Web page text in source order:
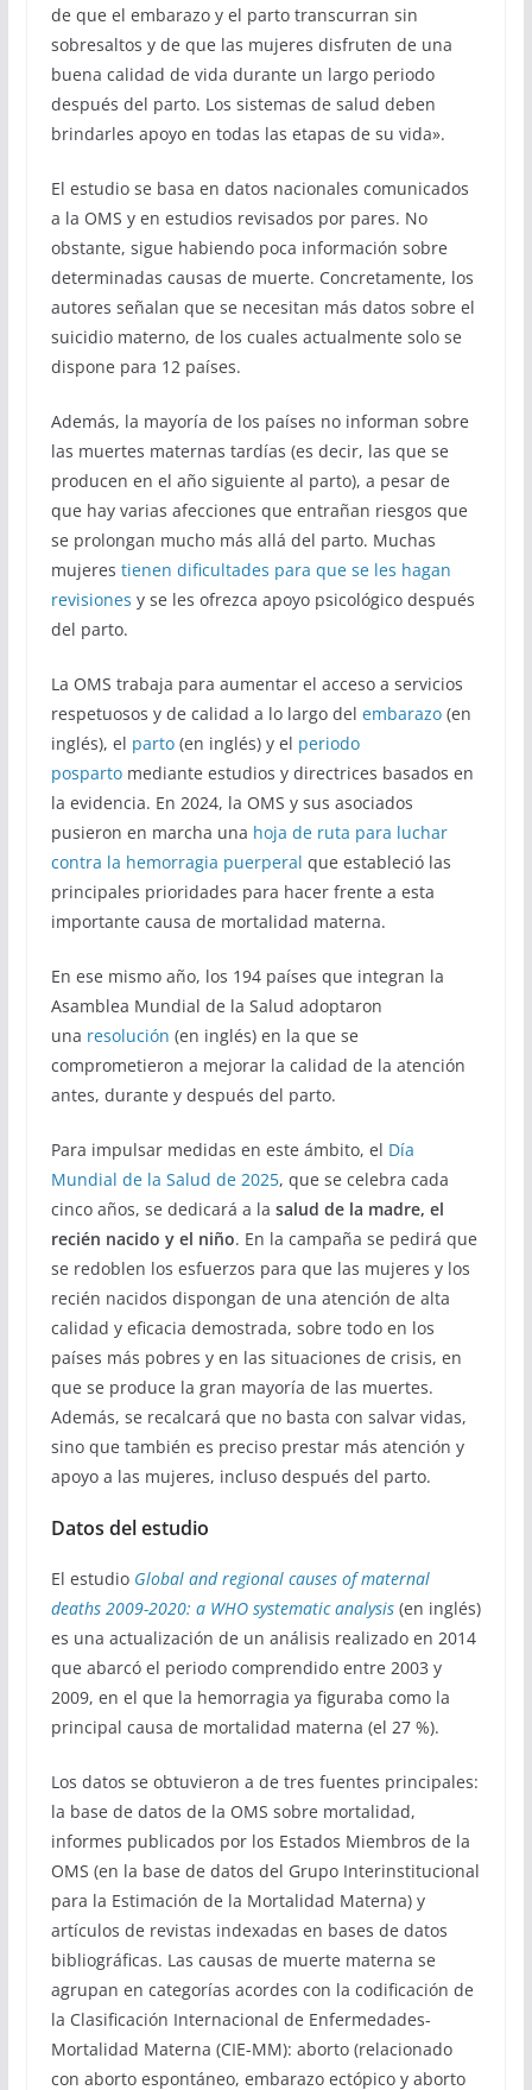
de que el embarazo y el parto transcurran sin
sobresaltos y de que las mujeres disfruten de una
buena calidad de vida durante un largo periodo
después del parto. Los sistemas de salud deben
brindarles apoyo en todas las etapas de su vida».
El estudio se basa en datos nacionales comunicados
a la OMS y en estudios revisados por pares. No
obstante, sigue habiendo poca información sobre
determinadas causas de muerte. Concretamente, los
autores señalan que se necesitan más datos sobre el
suicidio materno, de los cuales actualmente solo se
dispone para 12 países.
Además, la mayoría de los países no informan sobre
las muertes maternas tardías (es decir, las que se
producen en el año siguiente al parto), a pesar de
que hay varias afecciones que entrañan riesgos que
se prolongan mucho más allá del parto. Muchas
mujeres tienen dificultades para que se les hagan
revisiones y se les ofrezca apoyo psicológico después
del parto.
La OMS trabaja para aumentar el acceso a servicios
respetuosos y de calidad a lo largo del embarazo(en
inglés), el parto(en inglés) y el periodo
pospartomediante estudios y directrices basados en
la evidencia. En 2024, la OMS y sus asociados
pusieron en marcha una hoja de ruta para luchar
contra la hemorragia puerperal que estableció las
principales prioridades para hacer frente a esta
importante causa de mortalidad materna.
En ese mismo año, los 194 países que integran la
Asamblea Mundial de la Salud adoptaron
una resolución (en inglés) en la que se
comprometieron a mejorar la calidad de la atención
antes, durante y después del parto.
Para impulsar medidas en este ámbito, el Día
Mundial de la Salud de 2025, que se celebra cada
cinco años, se dedicará a la salud de la madre, el
recién nacido y el niño. En la campaña se pedirá que
se redoblen los esfuerzos para que las mujeres y los
recién nacidos dispongan de una atención de alta
calidad y eficacia demostrada, sobre todo en los
países más pobres y en las situaciones de crisis, en
que se produce la gran mayoría de las muertes.
Además, se recalcará que no basta con salvar vidas,
sino que también es preciso prestar más atención y
apoyo a las mujeres, incluso después del parto.
Datos del estudio
El estudio Global and regional causes of maternal
deaths 2009-2020: a WHO systematic analysis(en inglés)
es una actualización de un análisis realizado en 2014
que abarcó el periodo comprendido entre 2003 y
2009, en el que la hemorragia ya figuraba como la
principal causa de mortalidad materna (el 27 %).
Los datos se obtuvieron a de tres fuentes principales:
la base de datos de la OMS sobre mortalidad,
informes publicados por los Estados Miembros de la
OMS (en la base de datos del Grupo Interinstitucional
para la Estimación de la Mortalidad Materna) y
artículos de revistas indexadas en bases de datos
bibliográficas. Las causas de muerte materna se
agrupan en categorías acordes con la codificación de
la Clasificación Internacional de Enfermedades-
Mortalidad Materna (CIE-MM): aborto (relacionado
con aborto espontáneo, embarazo ectópico y aborto